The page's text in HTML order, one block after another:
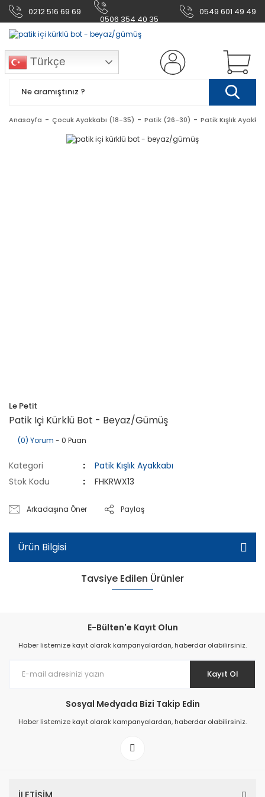
0212 516 69 69
0506 354 40 35
0549 601 49 49
Türkçe
Anasayfa Çocuk Ayakkabı (18-35) Patik (26-30) Patik Kışlık
Le Petit
Patik Içi Kürklü Bot - Beyaz/Gümüş
(0) Yorum - 0 Puan
Kategori
Patik Kışlık Ayakkabı
Stok Kodu
FHKRWX13
Arkadaşına Öner Paylaş
Ürün Bilgisi
Tavsiye Edilen Ürünler
Patik Içi Kürklü Bot - Haki
E-Bülten'e Kayıt Olun
Haber listemize kayıt olarak kampanyalardan, haberdar olabilirsiniz.
Kayıt Ol
Sosyal Medyada Bizi Takip Edin
Haber listemize kayıt olarak kampanyalardan, haberdar olabilirsiniz.